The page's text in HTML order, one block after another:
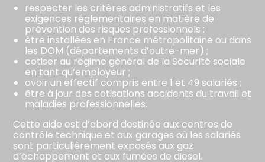
respecter les critères administratifs et les
exigences réglementaires en matière de
prévention des risques professionnels ;
être installées en France métropolitaine ou dans
les DOM (départements d’outre-mer) ;
cotiser au régime général de la Sécurité sociale
en tant qu’employeur ;
avoir un effectif compris entre 1 et 49 salariés ;
être à jour des cotisations accidents du travail et
maladies professionnelles.
Cette aide est d’abord destinée aux centres de
contrôle technique et aux garages où les salariés
sont particulièrement exposés aux gaz
d’échappement et aux fumées de diesel.